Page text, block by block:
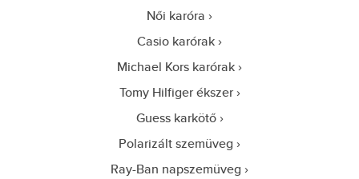
Női karóra
Casio karórak
Michael Kors karórak
Tomy Hilfiger ékszer
Guess karkötő
Polarizált szemüveg
Ray-Ban napszemüveg